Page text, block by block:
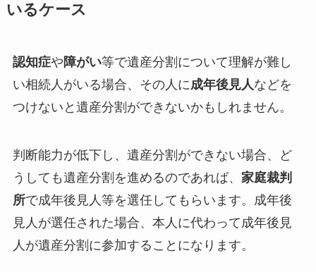
いるケース
認知症や障がい等で遺産分割について理解が難し
い相続人がいる場合、その人に成年後見人 などを
つけないと遺産分割ができないかもしれません。
判断能力が低下し、遺産分割ができない場合、ど
うしても遺産分割を進めるのであれば、 家庭裁判
所で成年後見人等を選任してもらいます。成年後
見人が選任された場合、本人に代わって成年後見
人が遺産分割に参加することになります。